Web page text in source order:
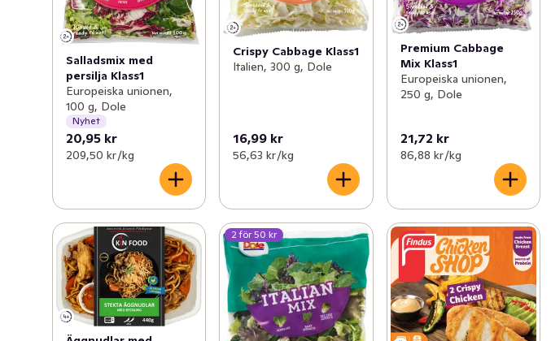
Salladsmix med
persilja Klass1
Europeiska unionen,
100 g, Dole
Nyhet
20,95 kr
209,50 kr /kg
Crispy Cabbage Klass1
Italien, 300 g, Dole
16,99 kr
56,63 kr /kg
Premium Cabbage
Mix Klass1
Europeiska unionen,
250 g, Dole
21,72 kr
86,88 kr /kg
2 för 50 kr